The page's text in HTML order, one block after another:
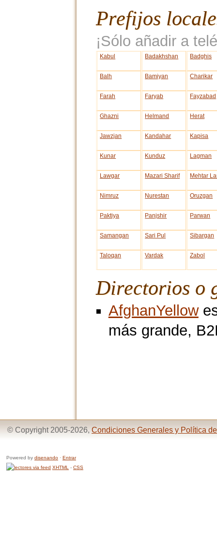
Prefijos
¡Sólo añadir a
Kabul Badakhshan Badghis
Balh Bamiyan Charikar
Farah Faryab Fayzabad
Ghazni Helmand Herat
Jawzjan Kandahar Kapisa
Kunar Kunduz Lagman
Lawgar Mazari Sharif Mehtar
Nimruz Nurestan Oruzgan
Paktiya Panjshir Parwan
Samangan Sari Pul Sibargan
Taloqan Vardak Zabol
Directorios o
AfghanYellow
más grande,
© Copyright 2005-2026, Condiciones Generales y Política
Powered by disenando · Entrar
XHTML - CSS